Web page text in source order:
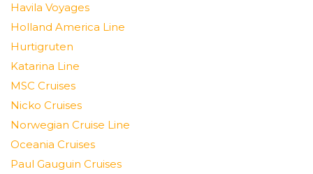
Havila Voyages
Holland America Line
Hurtigruten
Katarina Line
MSC Cruises
Nicko Cruises
Norwegian Cruise Line
Oceania Cruises
Paul Gauguin Cruises